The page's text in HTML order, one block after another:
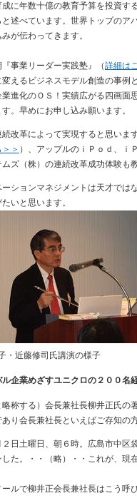
に年数十億の教育予算を投資す
述べています。世界トップの
が伝わってきます。
事業リーダー実践塾』（詳細は
変えるビジネスモデル創造の事
進化のＯＳ！実績広がる四画
。早めにお申し込み願います。
改革によって実現すると思いま
＞ ）、アップルのｉＰｏｄ、ｉ
ズ（株）の連続改革成功体験も
ションマネジメントは天才では
いと思います。
・近藤修司氏講演の様子
ル企業めざすユニクロの２００名
称する）会長兼社長柳井正氏の
り会長兼社長といえばご存知の
日土曜日、朝６時。広島市中区
た。・・（略）・・これが、現
ルで柳井正会長兼社長はこう呼